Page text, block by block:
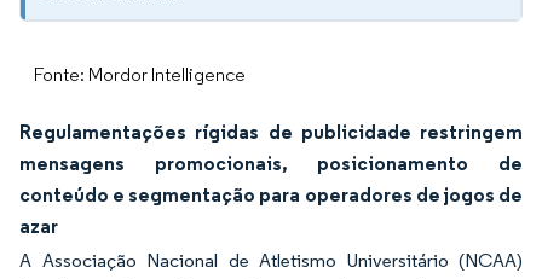
Fonte: Mordor Intelligence
Regulamentações rígidas de publicidade restringem
mensagens promocionais, posicionamento de
conteúdo e segmentação para operadores de jogos de
azar
A Associação Nacional de Atletismo Universitário (NCAA)